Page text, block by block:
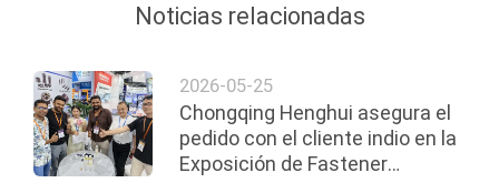
Noticias relacionadas
2026-05-25
Chongqing Henghui asegura el
pedido con el cliente indio en la
Exposición de Fastener